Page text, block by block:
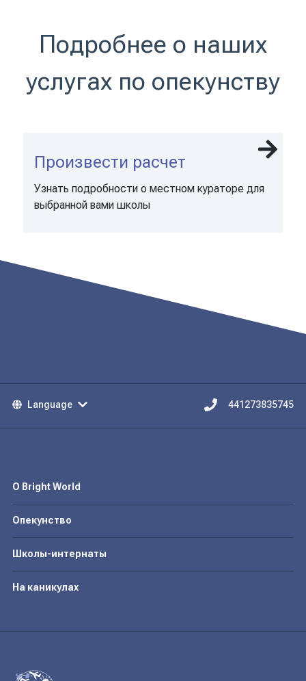
Подробнее о наших
услугах по опекунству
Произвести расчет
Узнать подробности о местном кураторе для
выбранной вами школы
Language 441273835745
О Bright World
Опекунство
Школы-интернаты
На каникулах